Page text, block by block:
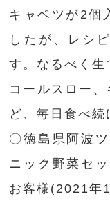
キャベツが2個
したが、レシ
す。なるべく生
コールスロー
ど、毎日食べ続
〇徳島県阿波
ニック野菜セ
お客様(2021年